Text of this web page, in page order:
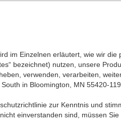
im Einzelnen erläutert, wie wir
bezeichnet) nutzen, unsere
verwenden, verarbeiten,
in Bloomington, MN 55420-
zur Kenntnis und
einverstanden sind, müssen